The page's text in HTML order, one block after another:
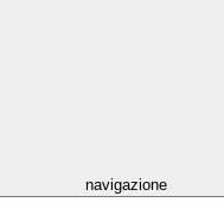
navigazione